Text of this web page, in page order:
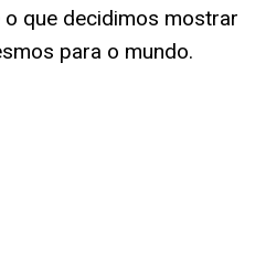
que decidimos mostrar
para o mundo.